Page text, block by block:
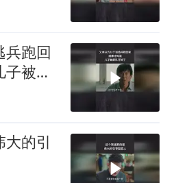
兵跑回
被部
的引